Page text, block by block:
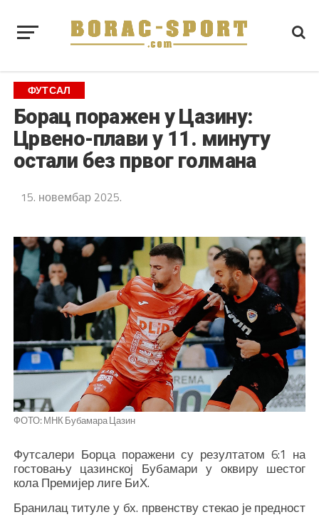
ФУТСАЛ
Борац поражен у Цазину:
Црвено-плави у 11. минуту
остали без првог голмана
15. новембар 2025.
ФОТО: МНК Бубамара Цазин
Футсалери Борца поражени су резултатом 6:1 на
гостовању цазинској Бубамари у оквиру шестог
кола Премијер лиге БиХ.
Бранилац титуле у бх. првенству стекао је предност